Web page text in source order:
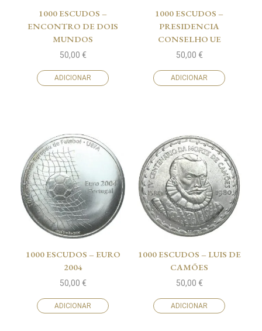
1000 ESCUDOS –
ENCONTRO DE DOIS
MUNDOS
50,00 €
ADICIONAR
1000 ESCUDOS –
PRESIDENCIA
CONSELHO UE
50,00 €
ADICIONAR
1000 ESCUDOS – EURO
2004
50,00 €
ADICIONAR
1000 ESCUDOS – LUIS DE
CAMÕES
50,00 €
ADICIONAR